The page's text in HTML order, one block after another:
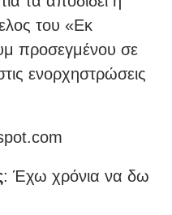
του «Εκ
προσεγμένου σε
ενορχηστρώσεις
: Έχω χρόνια να δω